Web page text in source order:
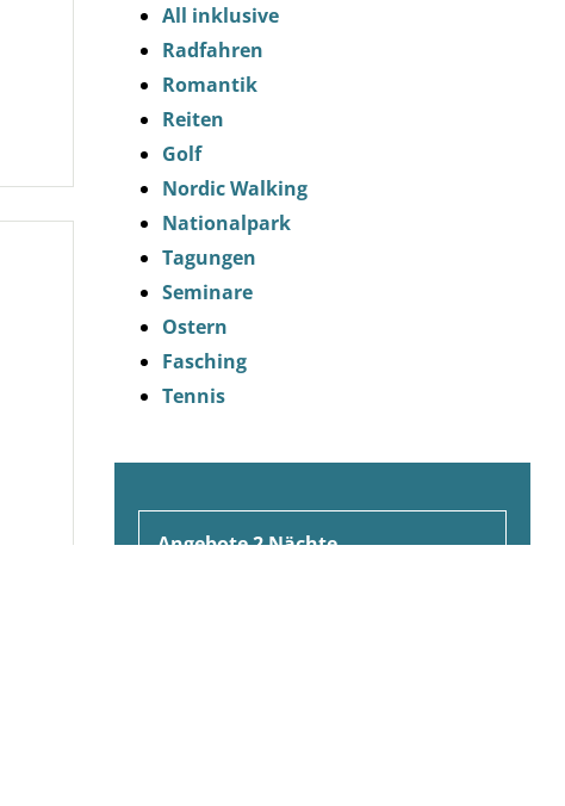
All inklusive
Radfahren
Romantik
Reiten
Golf
Nordic Walking
Nationalpark
Tagungen
Seminare
Ostern
Fasching
Tennis
Angebote 2 Nächte